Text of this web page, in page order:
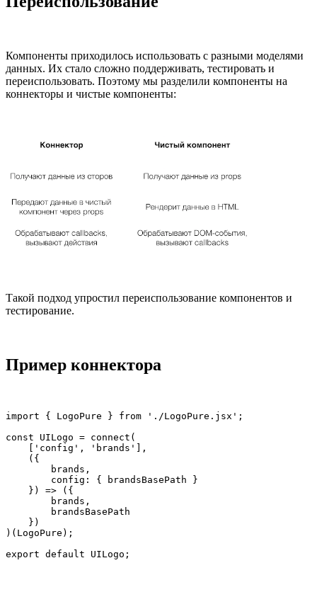
Компоненты приходилось использовать с разными моделями
данных. Их стало сложно поддерживать, тестировать и
переиспользовать. Поэтому мы разделили компоненты на
коннекторы и чистые компоненты:
Такой подход упростил переиспользование компонентов и
тестирование.
Пример коннектора
import { LogoPure } from './LogoPure.jsx';
const UILogo = connect(
    ['config', 'brands'],
    ({
        brands,
        config: { brandsBasePath }
    }) => ({
        brands,
        brandsBasePath
    })
)(LogoPure);
export default UILogo;